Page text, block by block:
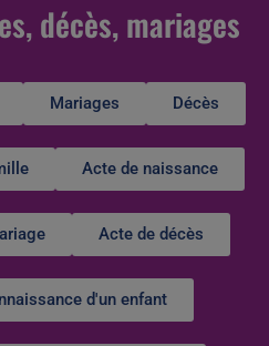
décès, mariages
Mariages Décès
Acte de naissance
Acte de décès
d'un enfant